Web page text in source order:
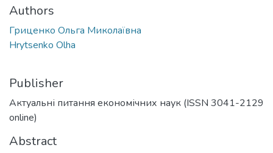
Authors
Гриценко Ольга Миколаївна
Hrytsenko Olha
Publisher
Актуальні питання економічних наук (ISSN 3041-2129
online)
Abstract